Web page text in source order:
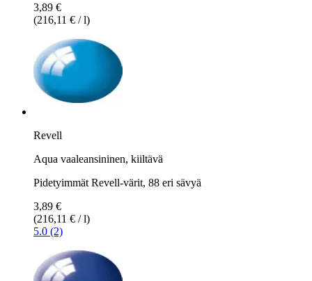
3,89 €
(216,11 € / l)
Revell
Aqua vaaleansininen, kiiltävä
Pidetyimmät Revell-värit, 88 eri sävyä
3,89 €
(216,11 € / l)
5.0 (2)